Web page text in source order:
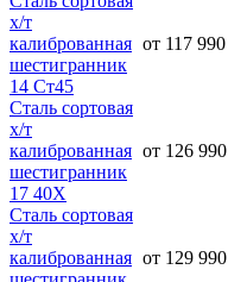
х/т
калиброванная
шестигранник
14 Ст45
от 117 990
Сталь сортовая
х/т
калиброванная
шестигранник
17 40Х
от 126 990
Сталь сортовая
х/т
калиброванная от 129 990